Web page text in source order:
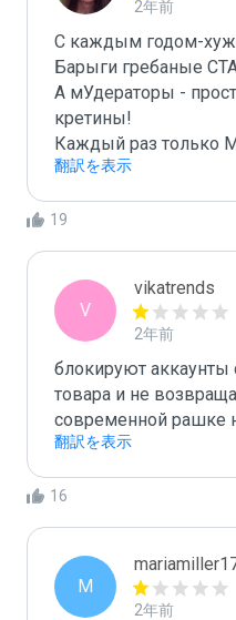
2年前
С каждым годом-
Барыги гребаные
А мУдераторы -
кретины!
Каждый раз только
翻訳を表示
19
V
vikatrends
2年前
блокируют аккаунты
товара и не
современной рашке
翻訳を表示
16
M
2年前